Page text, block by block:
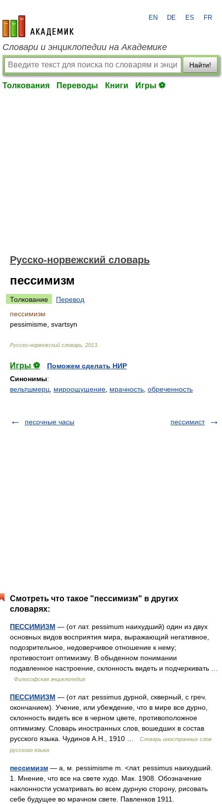
academic.ru
EN DE ES FR
Словари и энциклопедии на Академике
Найти!
Толкования Переводы Книги Игры ⚽
Русско-норвежский словарь
пессимизм
Толкование
Перевод
пессимизм
pessimisme, svartsyn
Русско-норвежский словарь 2013
Игры ⚽
Поможем сделать НИР
Синонимы:
вельтшмерц
мироощущение мрачность обреченность
песочные часы пессимист
Смотреть что такое "пессимизм" в других
словарях:
ПЕССИМИЗМ — (от лат. pessimum наихудший) один из двух
основных видов восприятия мира, выражающий негативное,
подозрительное, недоверчивое отношение к нему;
противостоит оптимизму. В обыденном понимании
подавленное настроение, склонность видеть и подчеркивать …
Философская энциклопедия
ПЕССИМИЗМ — (от лат. pessimus дурной, скверный, с греч.
окончанием). Учение, или убеждение, что в мире все дурно,
склонность видеть все в черном цвете, противоположное
оптимизму. Словарь иностранных слов, вошедших в состав
русского языка. Чудинов А.Н., 1910 …
Словарь иностранных слов
русского языка
пессимизм — а, м. pessimisme m. <лат. pessimus наихудший.
1. Мнение, что все на свете худо. Мак. 1908. Обозначение
наклонности усматривать во всем дурную сторону, рисовать
себе будущее во мрачном свете. Павленков 1911.